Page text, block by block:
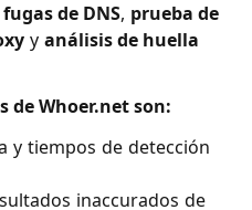
de DNS, prueba de
y análisis de huella
de Whoer.net son:
y tiempos de detección
inaccurados de